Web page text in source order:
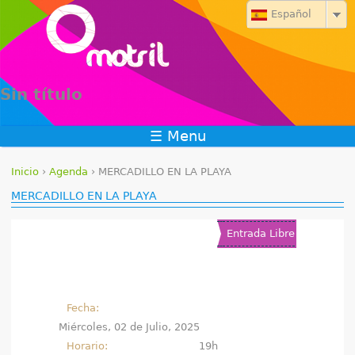
Jump to navigation
Sin título
Español
☰ Menu
S
Inicio ›Agenda › MERCADILLO EN LA PLAYA
MERCADILLO EN LA PLAYA
Entrada Libre
Fecha:
Miércoles, 02 de Julio, 2025
Horario:
19h